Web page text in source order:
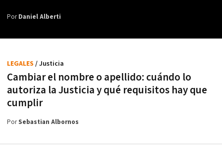
PorDaniel Alberti
Cambiar el nombre o apellido: cuándo lo
autoriza la Justicia y qué requisitos hay que
cumplir
LEGALES / Justicia
PorSebastian Albornos